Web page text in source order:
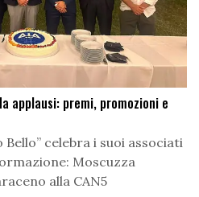
applausi: premi, promozioni e
celebra i suoi associati
Moscuzza
alla CAN5